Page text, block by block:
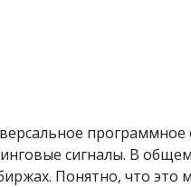
программное
сигналы. В
Понятно, что